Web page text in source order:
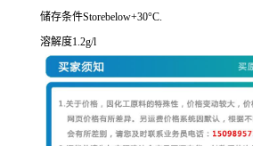
储存条件Storebelow+30°C.
溶解度1.2g/l